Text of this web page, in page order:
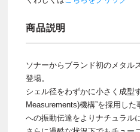
商品説明
ソナーからブランド初のメタル
登場。
シェル径をわずかに小さく成型
Measurements)機構”を採用し
への振動伝達をよりナチュラルに